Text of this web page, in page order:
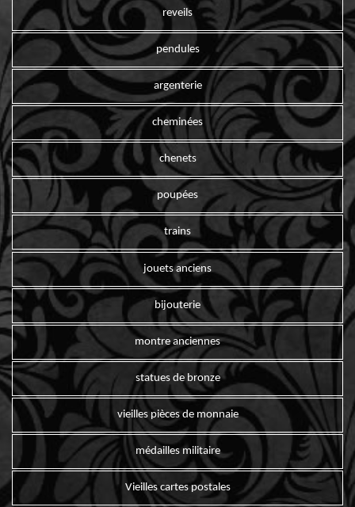
reveils
pendules
argenterie
cheminées
chenets
poupées
trains
jouets anciens
bijouterie
montre anciennes
statues de bronze
vieilles pièces de monnaie
médailles militaire
Vieilles cartes postales